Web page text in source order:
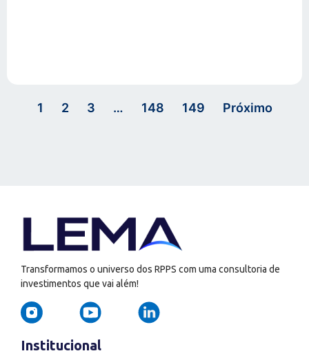
1 2 3 … 148 149 Próximo
Transformamos o universo dos RPPS com uma consultoria de
investimentos que vai além!
Institucional